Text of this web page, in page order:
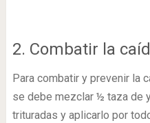
2. Combatir la
Para combatir y prevenir la
se debe mezclar ½ taza de
trituradas y aplicarlo por